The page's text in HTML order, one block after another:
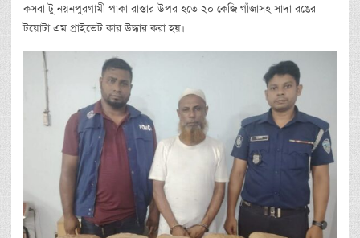
কসবা টু নয়নপুরগামী পাকা রাস্তার উপর হতে ২০ কেজি গাঁজাসহ সাদা রঙের
টয়োটা এম প্রাইভেট কার উদ্ধার করা হয়।